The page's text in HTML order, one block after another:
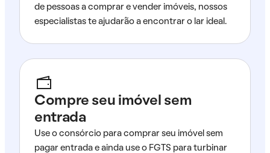
de pessoas a comprar e vender imóveis, nossos
especialistas te ajudarão a encontrar o lar ideal.
Compre seu imóvel sem
entrada
Use o consórcio para comprar seu imóvel sem
pagar entrada e ainda use o FGTS para turbinar